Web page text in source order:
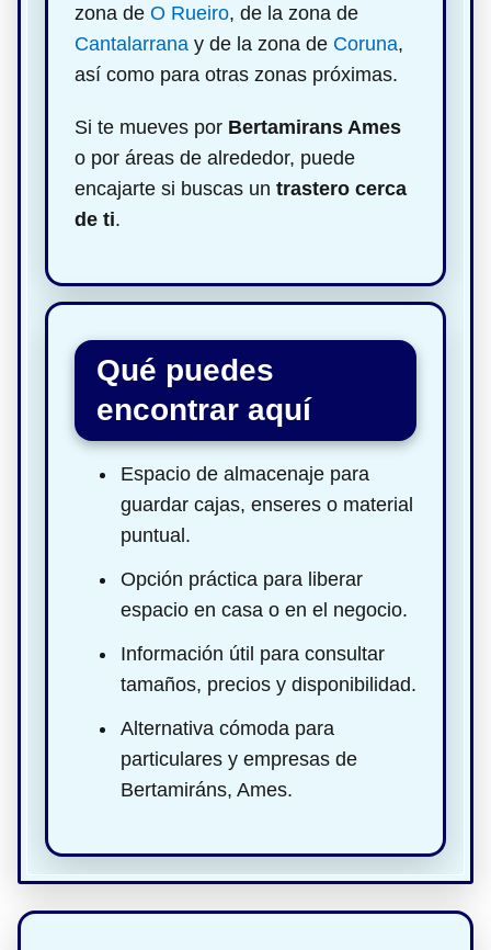
zona de O Rueiro, de la zona de
Cantalarrana y de la zona de Coruna,
así como para otras zonas próximas.
Si te mueves por Bertamirans Ames
o por áreas de alrededor, puede
encajarte si buscas un trastero cerca
de ti.
Qué puedes
encontrar aquí
Espacio de almacenaje para
guardar cajas, enseres o material
puntual.
Opción práctica para liberar
espacio en casa o en el negocio.
Información útil para consultar
tamaños, precios y disponibilidad.
Alternativa cómoda para
particulares y empresas de
Bertamiráns, Ames.